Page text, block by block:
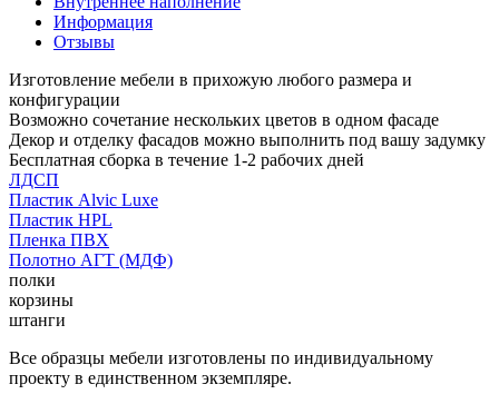
Информация
Отзывы
Изготовление мебели в прихожую любого размера и
конфигурации
Возможно сочетание нескольких цветов в одном фасаде
Декор и отделку фасадов можно выполнить под вашу задумку
Бесплатная сборка в течение 1-2 рабочих дней
ЛДСП
Пластик Alvic Luxe
Пластик HPL
Пленка ПВХ
Полотно АГТ (МДФ)
полки
корзины
штанги
Все образцы мебели изготовлены по индивидуальному
проекту в единственном экземпляре.